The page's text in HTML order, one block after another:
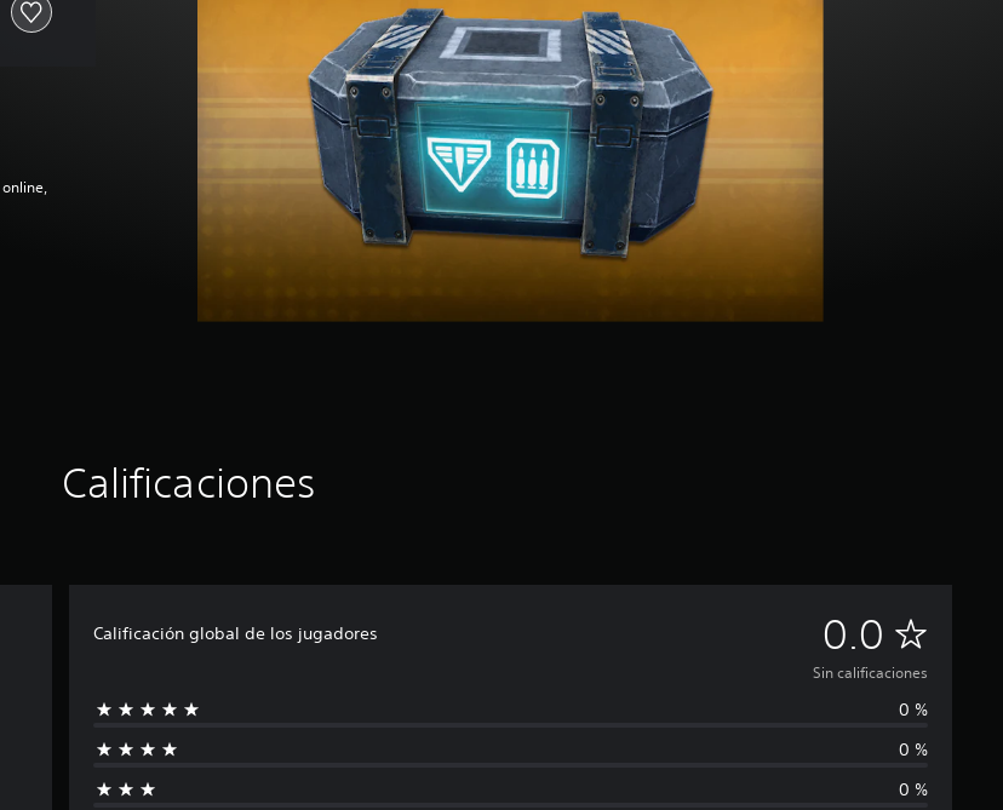
Calificaciones
Calificación global de los jugadores 0.0 S
i
n
c
Sin calificaciones
0 %
0 %
0 %